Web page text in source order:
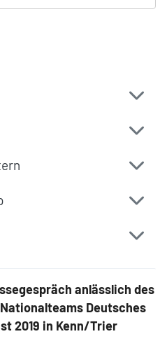
anlässlich des
Deutsches
2019 in Kenn/Trier